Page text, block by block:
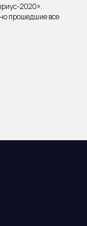
2020».
прошедшие все